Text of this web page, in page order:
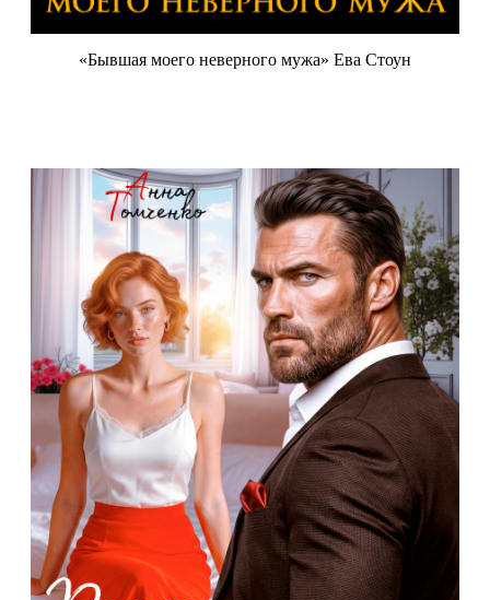
«Бывшая моего неверного мужа» Ева Стоун